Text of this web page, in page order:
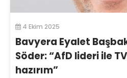
4 Ekim 2025
Bavyera Eyalet
Söder: “AfD lideri ile
hazırım”